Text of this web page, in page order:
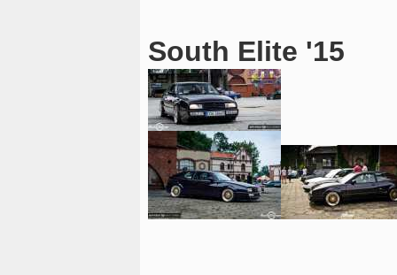
South Elite '15